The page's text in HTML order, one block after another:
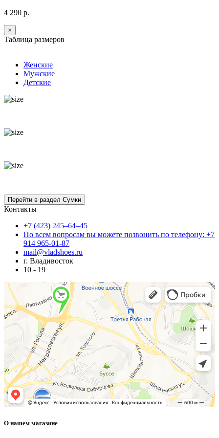
4 290 р.
×
Таблица размеров
Женские
Мужские
Детские
Контакты
+7 (423) 245–64–45
По всем вопросам вы можете позвонить по телефону: +7
914 965-01-87
mail@vladshoes.ru
г. Владивосток
10 - 19
О нашем магазине